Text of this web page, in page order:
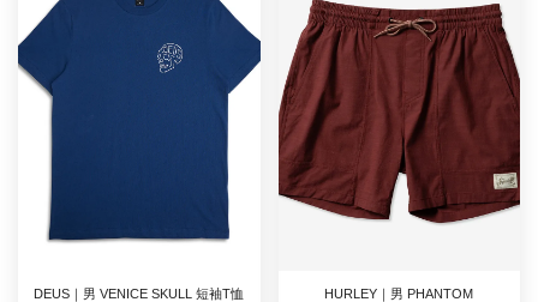
DEUS｜男 VENICE SKULL 短袖T恤
HURLEY｜男 PHANTOM